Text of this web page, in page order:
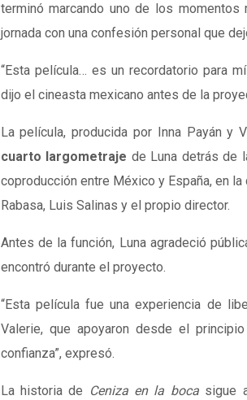
terminó marcando uno de los
jornada con una confesión personal que
“Esta película… es un recordatorio para
dijo el cineasta mexicano antes de la
La película, producida por Inna Payán y
cuarto largometraje de Luna detrás de
coproducción entre México y España, en la
Rabasa, Luis Salinas y el propio director.
Antes de la función, Luna agradeció
encontró durante el proyecto.
“Esta película fue una experiencia de
Valerie, que apoyaron desde el
confianza”, expresó.
La historia de Ceniza en la bocasigue